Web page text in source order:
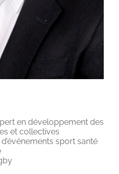
en développement des
et collectives
sport santé